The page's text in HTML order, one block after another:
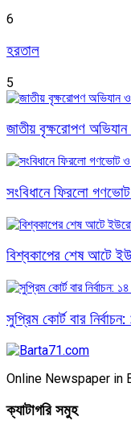
6
হরতাল
5
জাতীয় বৃক্ষরোপণ
সংবিধানে ফিরলো
বিশ্বকাপের শেষ আটে
সুপ্রিম কোর্ট বার
Online Newspaper in
ক্যাটাগরি সমুহ